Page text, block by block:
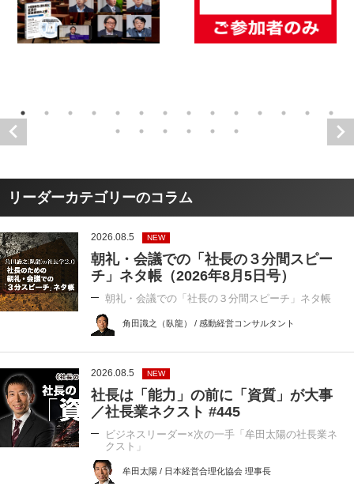
リーダーカテゴリーのコラム
2026.08.5 NEW
朝礼・会議での「社長の３分間スピー
チ」ネタ帳（2026年8月5日号）
朝礼・会議での「社長の３分間スピーチ」ネタ帳
角田識之（臥龍） / 感動経営コンサルタント
2026.08.5 NEW
社長は「能力」の前に「資質」が大事
／社長業ネクスト #445
ビジネスリーダー×次の一手「牟田太陽の社長業ネ
クスト」
牟田太陽 / 日本経営合理化協会 理事長